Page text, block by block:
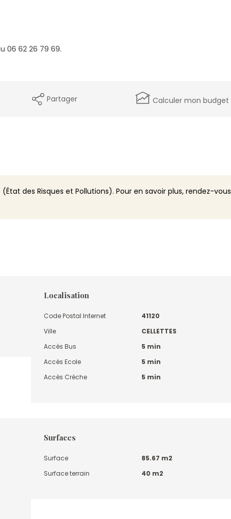
06 62 26 79 69.
Partager Calculer mon budget
des Risques et Pollutions). Pour en savoir plus, rendez-vous
Localisation
Code Postal Internet
41120
Ville
CELLETTES
Accès Bus
5 min
Accès Ecole
5 min
Accès Crèche
5 min
Surfaces
Surface
85.67 m2
Surface terrain
40 m2